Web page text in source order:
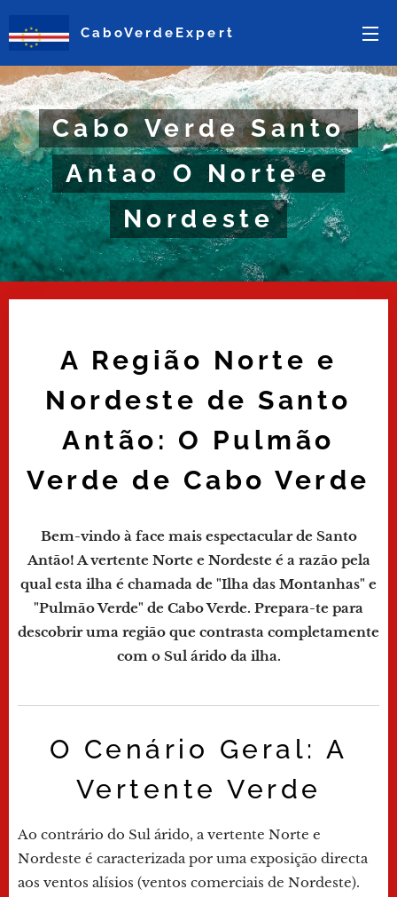
CaboVerdeExpert
Cabo Verde Santo
Antao O Norte e
Nordeste
A Região Norte e
Nordeste de Santo
Antão: O Pulmão
Verde de Cabo Verde
Bem-vindo à face mais espectacular de Santo
Antão! A vertente Norte e Nordeste é a razão pela
qual esta ilha é chamada de "Ilha das Montanhas" e
"Pulmão Verde" de Cabo Verde. Prepara-te para
descobrir uma região que contrasta completamente
com o Sul árido da ilha.
O Cenário Geral: A
Vertente Verde
Ao contrário do Sul árido, a vertente Norte e
Nordeste é caracterizada por uma exposição directa
aos ventos alísios (ventos comerciais de Nordeste).